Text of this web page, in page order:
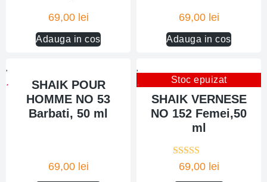
69,00 lei
Adauga in cos
69,00 lei
Adauga in cos
SHAIK POUR
HOMME NO 53
Barbati, 50 ml
69,00 lei
Stoc epuizat
SHAIK VERNESE
NO 152 Femei,50
ml
69,00 lei
Evaluat la
5.00